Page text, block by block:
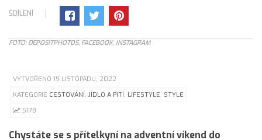
SDÍLENÍ
FOTO: DEPOSITPHOTOS, FACEBOOK, INSTAGRAM
VYTVOŘENO 19 LISTOPADU, 2022
KATEGORIE CESTOVÁNÍ, JÍDLO A PITÍ, LIFESTYLE, STYLE
5178
Chystáte se s přítelkyní na adventní víkend do